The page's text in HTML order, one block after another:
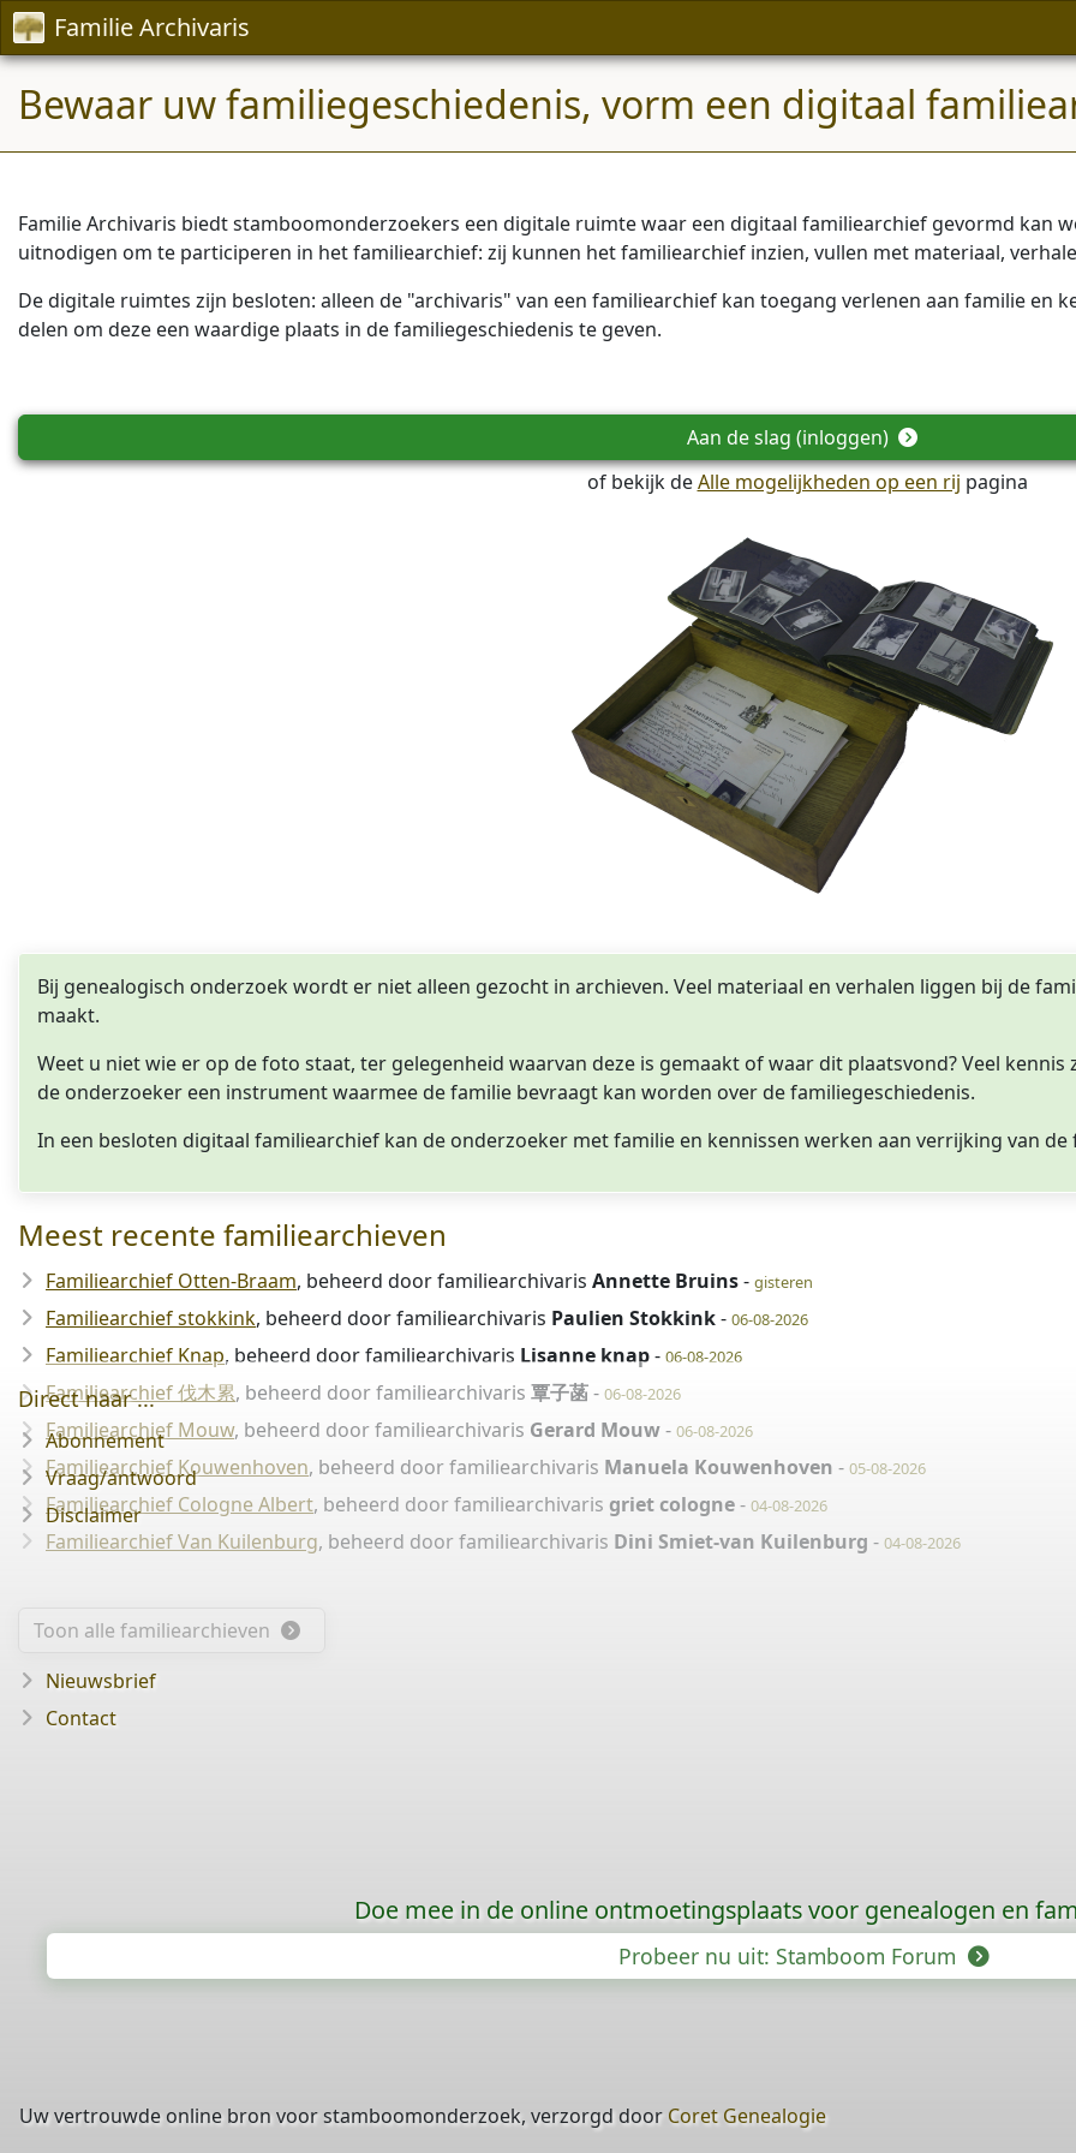
Familie Archivaris
Bewaar uw familiegeschiedenis, vorm een digitaal
Familie Archivaris biedt stamboomonderzoekers een digitale ruimte waar een digitaal familiearchief gevormd kan
uitnodigen om te participeren in het familiearchief: zij kunnen het familiearchief inzien, vullen met materiaal,
De digitale ruimtes zijn besloten: alleen de "archivaris" van een familiearchief kan toegang verlenen aan familie en
delen om deze een waardige plaats in de familiegeschiedenis te geven.
Aan de slag (inloggen)
of bekijk deAlle mogelijkheden op een rij pagina
Bij genealogisch onderzoek wordt er niet alleen gezocht in archieven. Veel materiaal en verhalen liggen bij de
maakt.
Weet u niet wie er op de foto staat, ter gelegenheid waarvan deze is gemaakt of waar dit plaatsvond? Veel
de onderzoeker een instrument waarmee de familie bevraagt kan worden over de familiegeschiedenis.
In een besloten digitaal familiearchief kan de onderzoeker met familie en kennissen werken aan verrijking van de
Meest recente familiearchieven
Familiearchief Otten-Braam, beheerd door familiearchivaris Annette Bruins- gisteren
Familiearchief stokkink, beheerd door familiearchivaris Paulien Stokkink- 06-08-2026
Familiearchief Knap, beheerd door familiearchivaris Lisanne knap- 06-08-2026
Familiearchief 伐木累, beheerd door familiearchivaris 覃子菡- 06-08-2026
Familiearchief Mouw, beheerd door familiearchivaris Gerard Mouw- 06-08-2026
Familiearchief Kouwenhoven, beheerd door familiearchivaris Manuela Kouwenhoven - 05-08-2026
Familiearchief Cologne Albert, beheerd door familiearchivaris griet cologne- 04-08-2026
Familiearchief Van Kuilenburg, beheerd door familiearchivaris Dini Smiet-van Kuilenburg - 04-08-2026
Toon alle familiearchieven
Direct naar ...
Abonnement
Vraag/antwoord
Disclaimer
Nieuwsbrief
Contact
Doe mee in de online ontmoetingsplaats voor genealogen en
Probeer nu uit: Stamboom Forum
Uw vertrouwde online bron voor stamboomonderzoek, verzorgd door Coret Genealogie